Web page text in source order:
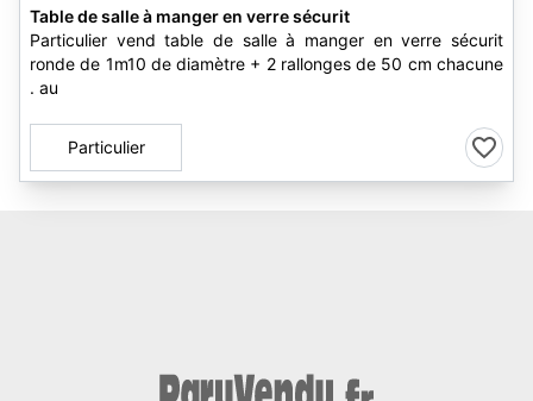
Table de salle à manger en verre sécurit
Particulier vend table de salle à manger en verre sécurit
ronde de 1m10 de diamètre + 2 rallonges de 50 cm chacune
. au
Particulier